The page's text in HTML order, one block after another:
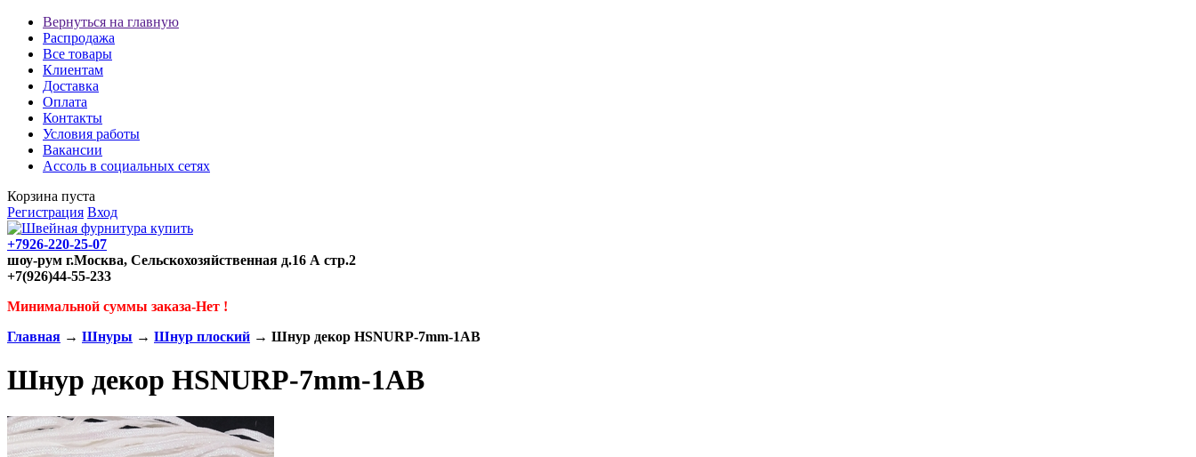
Вернуться на главную
Распродажа
Все товары
Клиентам
Доставка
Оплата
Контакты
Условия работы
Вакансии
Ассоль в социальных сетях
Корзина пуста
Регистрация Вход
+7926-220-25-07
шоу-рум г.Москва, Сельскохозяйственная д.16 А стр.2
+7(926)44-55-233
Минимальной суммы заказа-Нет !
Главная → Шнуры → Шнур плоский → Шнур декор HSNURP-7mm-1АВ
Шнур декор HSNURP-7mm-1АВ